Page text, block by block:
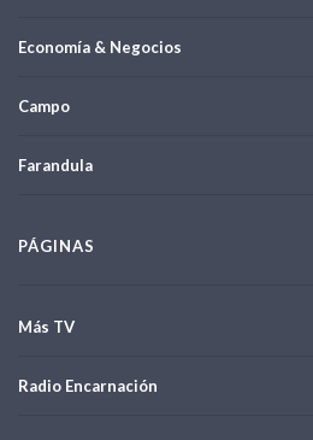
Economía & Negocios
Campo
Farandula
PÁGINAS
Más TV
Radio Encarnación